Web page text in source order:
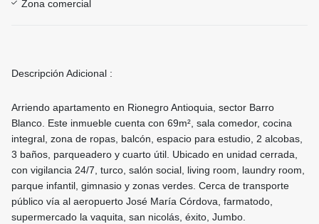
Zona comercial
Descripción Adicional :
Arriendo apartamento en Rionegro Antioquia, sector Barro
Blanco. Este inmueble cuenta con 69m², sala comedor, cocina
integral, zona de ropas, balcón, espacio para estudio, 2 alcobas,
3 baños, parqueadero y cuarto útil. Ubicado en unidad cerrada,
con vigilancia 24/7, turco, salón social, living room, laundry room,
parque infantil, gimnasio y zonas verdes. Cerca de transporte
público vía al aeropuerto José María Córdova, farmatodo,
supermercado la vaquita, san nicolás, éxito, Jumbo.